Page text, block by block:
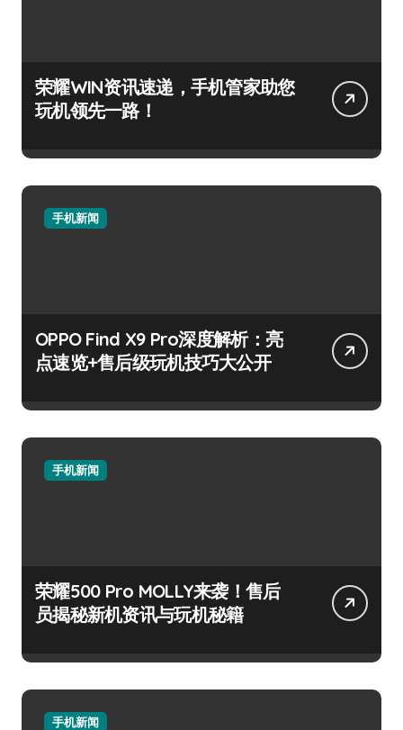
荣耀WIN资讯速递，手机管家助您
玩机领先一路！
手机新闻
OPPO Find X9 Pro深度解析：亮
点速览+售后级玩机技巧大公开
手机新闻
荣耀500 Pro MOLLY来袭！售后
员揭秘新机资讯与玩机秘籍
手机新闻